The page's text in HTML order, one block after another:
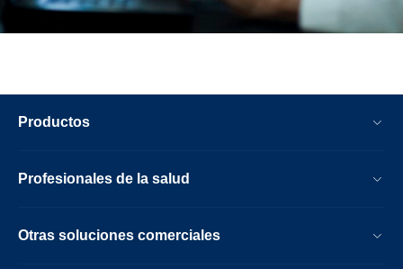
Productos
Profesionales de la salud
Otras soluciones comerciales